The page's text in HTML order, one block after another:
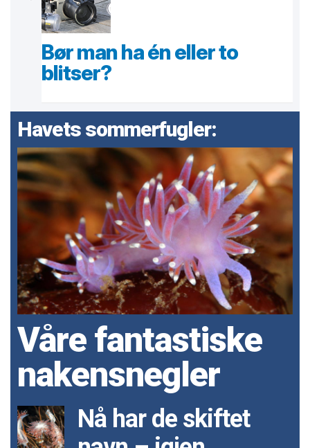
Bør man ha én eller to
blitser?
Havets sommerfugler:
Våre fantastiske
nakensnegler
Nå har de skiftet